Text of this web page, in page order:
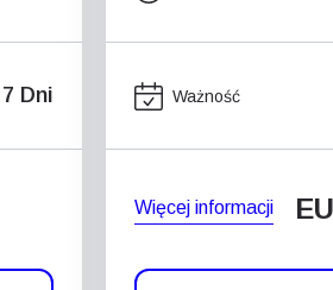
7 Dni Ważność
Więcej informacji